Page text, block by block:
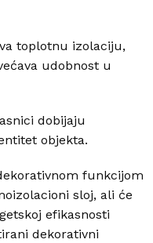
toplotnu izolaciju,
udobnost u
dobijaju
objekta.
funkcijom
sloj, ali će
efikasnosti
dekorativni